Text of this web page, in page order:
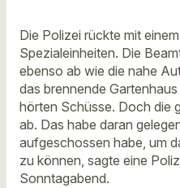
Die Polizei rückte mit
Spezialeinheiten. Die
ebenso ab wie die nahe
das brennende
hörten Schüsse. Doch die
ab. Das habe daran
aufgeschossen habe, um
zu können, sagte eine
Sonntagabend.